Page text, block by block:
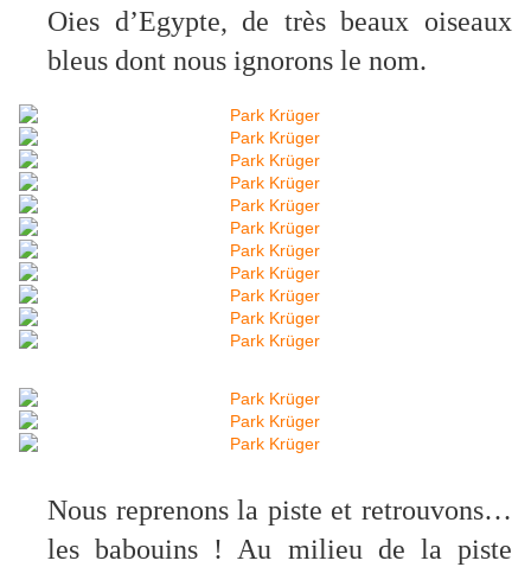
Oies d’Egypte, de très beaux oiseaux
bleus dont nous ignorons le nom.
Nous reprenons la piste et retrouvons…
les babouins ! Au milieu de la piste